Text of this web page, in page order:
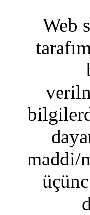
Web
maddi/